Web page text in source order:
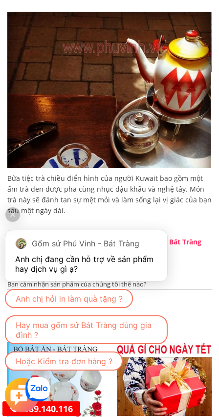
Bữa tiệc trà chiều điển hình của người Kuwait bao gồm một
ấm trà đen được pha cùng nhục đậu khấu và nghệ tây. Món
trà này sẽ đánh tan sự mệt mỏi và làm sống lại vị giác của bạn
sau một ngày dài.
Theo bạn loại nào pha trà ngon ? A :Ấm chén Bát Tràng
Bạn cảm nhận sản phẩm của chúng tôi thế nào?
Bài viết khác
0989.140.116
Gốm sứ Phú Vinh - Bát Tràng
Anh chị đang cần hỗ trợ về sản phẩm
Anh chị hỏi in làm quà tặng ?
Hay mua gốm sứ Bát Tràng dùng gia
đình ?
Hoặc Kiểm tra đơn hàng ?